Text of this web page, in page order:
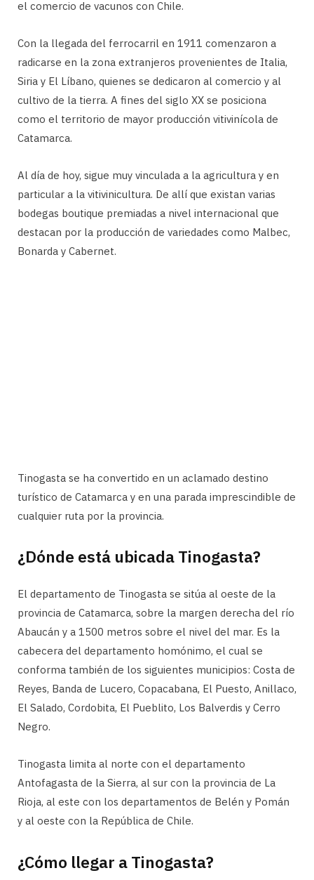
el comercio de vacunos con Chile.
Con la llegada del ferrocarril en 1911 comenzaron a
radicarse en la zona extranjeros provenientes de Italia,
Siria y El Líbano, quienes se dedicaron al comercio y al
cultivo de la tierra. A fines del siglo XX se posiciona
como el territorio de mayor producción vitivinícola de
Catamarca.
Al día de hoy, sigue muy vinculada a la agricultura y en
particular a la vitivinicultura. De allí que existan varias
bodegas boutique premiadas a nivel internacional que
destacan por la producción de variedades como Malbec,
Bonarda y Cabernet.
Tinogasta se ha convertido en un aclamado destino
turístico de Catamarca y en una parada imprescindible de
cualquier ruta por la provincia.
¿Dónde está ubicada Tinogasta?
El departamento de Tinogasta se sitúa al oeste de la
provincia de Catamarca, sobre la margen derecha del río
Abaucán y a 1500 metros sobre el nivel del mar. Es la
cabecera del departamento homónimo, el cual se
conforma también de los siguientes municipios: Costa de
Reyes, Banda de Lucero, Copacabana, El Puesto, Anillaco,
El Salado, Cordobita, El Pueblito, Los Balverdis y Cerro
Negro.
Tinogasta limita al norte con el departamento
Antofagasta de la Sierra, al sur con la provincia de La
Rioja, al este con los departamentos de Belén y Pomán
y al oeste con la República de Chile.
¿Cómo llegar a Tinogasta?